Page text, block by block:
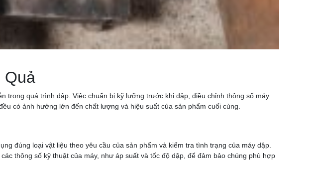
Quả
trong quá trình dập. Việc chuẩn bị kỹ lưỡng trước khi dập, điều chỉnh thông số máy
có ảnh hưởng lớn đến chất lượng và hiệu suất của sản phẩm cuối cùng.
đúng loại vật liệu theo yêu cầu của sản phẩm và kiểm tra tình trạng của máy dập.
thông số kỹ thuật của máy, như áp suất và tốc độ dập, để đảm bảo chúng phù hợp